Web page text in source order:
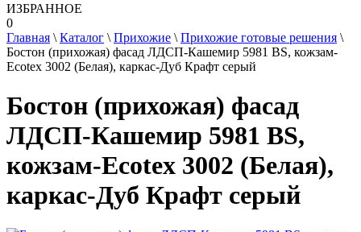
ИЗБРАННОЕ
0
Главная \ Каталог \ Прихожие \ Прихожие готовые решения \
Бостон (прихожая) фасад ЛДСП-Кашемир 5981 BS, кожзам-
Ecotex 3002 (Белая), каркас-Дуб Крафт серый
Бостон (прихожая) фасад
ЛДСП-Кашемир 5981 BS,
кожзам-Ecotex 3002 (Белая),
каркас-Дуб Крафт серый